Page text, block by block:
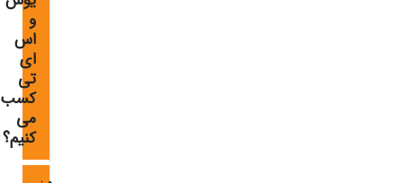
و
اس
ای
تی
کسب
می
کنیم؟